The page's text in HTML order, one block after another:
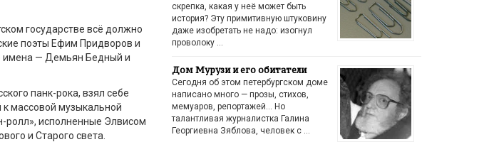
государстве всё должно
поэты Ефим Придворов и
имена — Демьян Бедный и
панк-рока, взял себе
массовой музыкальной
ролл», исполненные Элвисом
и Старого света.
скрепка, какая у неё может быть
история? Эту примитивную штуковину
даже изобретать не надо: изогнул
проволоку …
Дом Мурузи и его обитатели
Сегодня об этом петербургском доме
написано много — прозы, стихов,
мемуаров, репортажей… Но
талантливая журналистка Галина
Георгиевна Зяблова, человек с …